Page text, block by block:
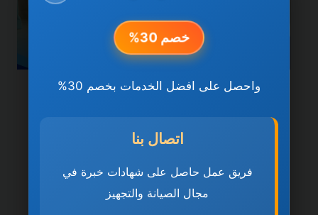
خدمات دبي
شركة تنظيف كنب في دبي
0501270935 ضمان مدى
الحياة
خصم 30%
واحصل على افضل الخدمات بخصم 30%
اتصال بنا
فريق عمل حاصل على شهادات خبرة في
مجال الصيانة والتجهيز